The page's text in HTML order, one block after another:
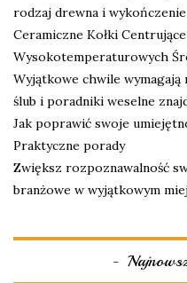
rodzaj drewna i wykończenie
Ceramiczne Kołki
Wysokotemperaturowych
Wyjątkowe chwile wymagają
ślub i poradniki weselne
Jak poprawić swoje
Praktyczne porady
Zwiększ rozpoznawalność
branżowe w wyjątkowym